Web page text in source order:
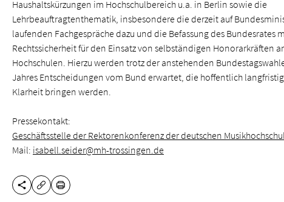
Haushaltskürzungen im Hochschulbereich u.a. in Berlin sowie die
Lehrbeauftragtenthematik, insbesondere die derzeit auf
laufenden Fachgespräche dazu und die Befassung des Bundesrates
Rechtssicherheit für den Einsatz von selbständigen Honorarkräften
Hochschulen. Hierzu werden trotz der anstehenden
Jahres Entscheidungen vom Bund erwartet, die hoffentlich
Klarheit bringen werden.
Pressekontakt:
Geschäftsstelle der Rektorenkonferenz der deutschen
Mail: isabell.seider@mh-trossingen.de
DIESE SEITE TEILEN
URL KOPIEREN
DRUCKEN